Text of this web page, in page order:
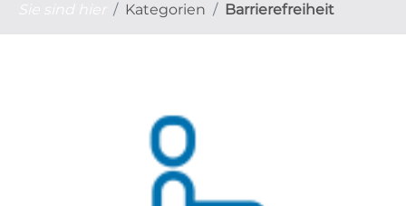
Kategorien Barrierefreiheit